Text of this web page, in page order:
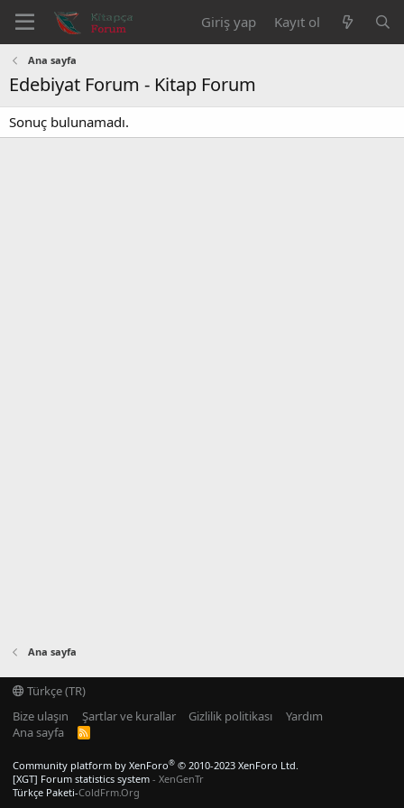
Giriş yap Kayıt ol
Ana sayfa
Edebiyat Forum - Kitap Forum
Sonuç bulunamadı.
Ana sayfa
Türkçe (TR)
Bize ulaşın
Şartlar ve kurallar Gizlilik politikası
Yardım
Ana sayfa
R
Community platform by XenForo® © 2010-2023 XenForo Ltd.
[XGT] Forum statistics system - XenGenTr
Türkçe Paketi-ColdFrm.Org